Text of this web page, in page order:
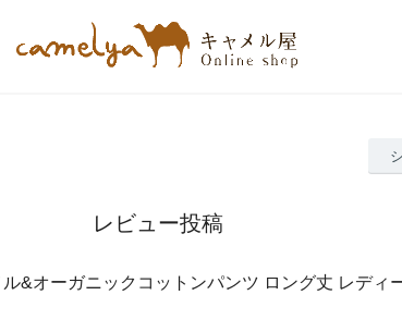
レビュー投稿
ル&オーガニックコットンパンツ ロング丈 レディ